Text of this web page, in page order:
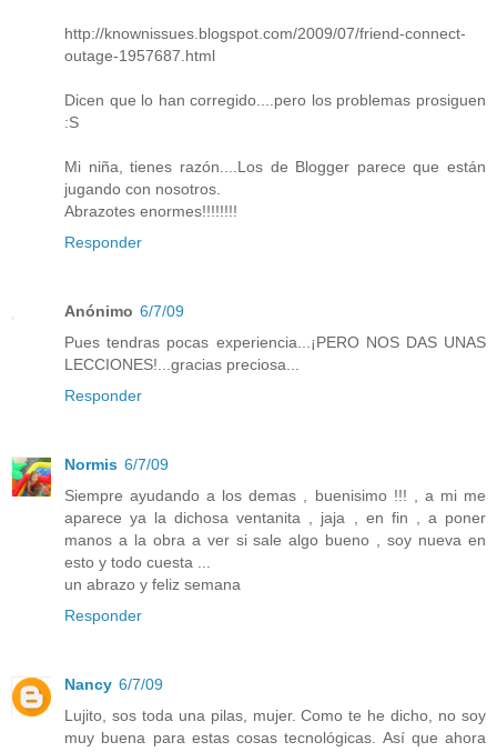
http://knownissues.blogspot.com/2009/07/friend-connect-
outage-1957687.html
Dicen que lo han corregido....pero los problemas prosiguen
:S
Mi niña, tienes razón....Los de Blogger parece que están
jugando con nosotros.
Abrazotes enormes!!!!!!!!
Responder
Anónimo 6/7/09
Pues tendras pocas experiencia...¡PERO NOS DAS UNAS
LECCIONES!...gracias preciosa...
Responder
Normis 6/7/09
Siempre ayudando a los demas , buenisimo !!! , a mi me
aparece ya la dichosa ventanita , jaja , en fin , a poner
manos a la obra a ver si sale algo bueno , soy nueva en
esto y todo cuesta ...
un abrazo y feliz semana
Responder
Nancy 6/7/09
Lujito, sos toda una pilas, mujer. Como te he dicho, no soy
muy buena para estas cosas tecnológicas. Así que ahora